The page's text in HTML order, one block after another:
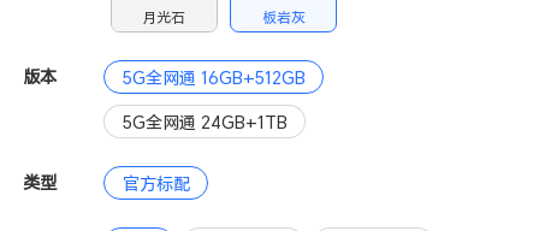
月光石 板岩灰
版本 5G全网通 16GB+512GB
5G全网通 24GB+1TB
类型 官方标配